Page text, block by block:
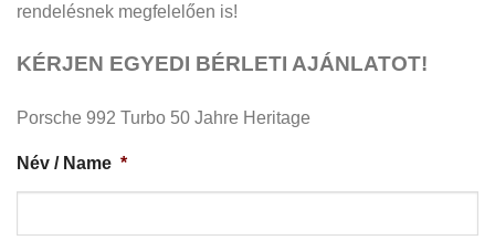
rendelésnek megfelelően is!
KÉRJEN EGYEDI BÉRLETI AJÁNLATOT!
Porsche 992 Turbo 50 Jahre Heritage
Név / Name *